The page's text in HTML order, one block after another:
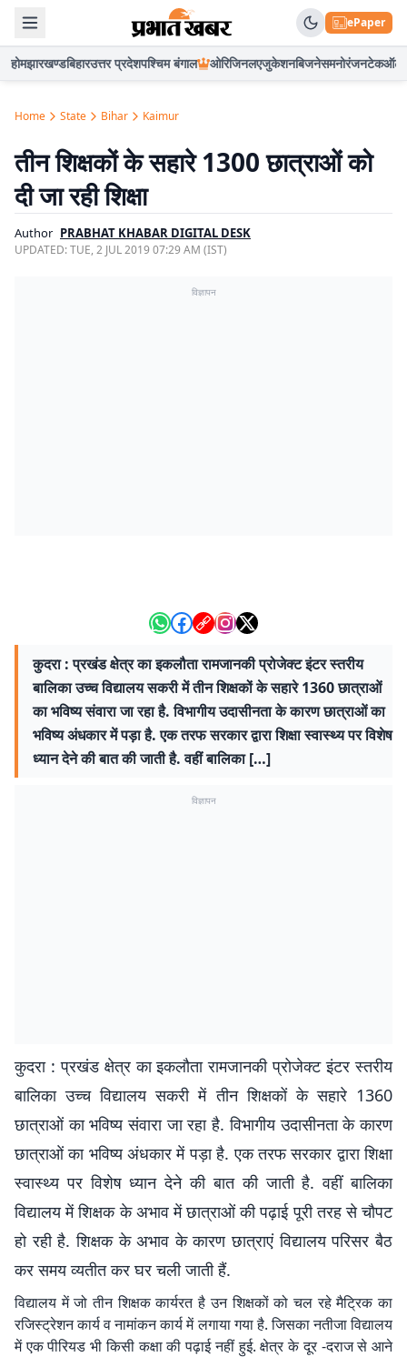
ePaper
होमझारखण्डबिहारउत्तर प्रदेशपश्चिम बंगाल ओरिजिनलएजुकेशनबिजनेसमनोरंजनटेकऑटो
Home State Bihar Kaimur
तीन शिक्षकों के सहारे 1300 छात्राओं को
दी जा रही शिक्षा
Author PRABHAT KHABAR DIGITAL DESK
UPDATED:TUE, 2 JUL 2019 07:29 AM (IST)
विज्ञापन
कुदरा : प्रखंड क्षेत्र का इकलौता रामजानकी प्रोजेक्ट इंटर स्तरीय
बालिका उच्च विद्यालय सकरी में तीन शिक्षकों के सहारे 1360 छात्राओं
का भविष्य संवारा जा रहा है. विभागीय उदासीनता के कारण छात्राओं का
भविष्य अंधकार में पड़ा है. एक तरफ सरकार द्वारा शिक्षा स्वास्थ्य पर विशेष
ध्यान देने की बात की जाती है. वहीं बालिका […]
विज्ञापन
कुदरा : प्रखंड क्षेत्र का इकलौता रामजानकी प्रोजेक्ट इंटर स्तरीय
बालिका उच्च विद्यालय सकरी में तीन शिक्षकों के सहारे 1360
छात्राओं का भविष्य संवारा जा रहा है. विभागीय उदासीनता के कारण
छात्राओं का भविष्य अंधकार में पड़ा है. एक तरफ सरकार द्वारा शिक्षा
स्वास्थ्य पर विशेष ध्यान देने की बात की जाती है. वहीं बालिका
विद्यालय में शिक्षक के अभाव में छात्राओं की पढ़ाई पूरी तरह से चौपट
हो रही है. शिक्षक के अभाव के कारण छात्राएं विद्यालय परिसर बैठ
कर समय व्यतीत कर घर चली जाती हैं.
विद्यालय में जो तीन शिक्षक कार्यरत है उन शिक्षकों को चल रहे मैट्रिक का
रजिस्ट्रेशन कार्य व नामांकन कार्य में लगाया गया है. जिसका नतीजा विद्यालय
में एक पीरियड भी किसी कक्षा की पढ़ाई नहीं हुई. क्षेत्र के दूर -दराज से आने